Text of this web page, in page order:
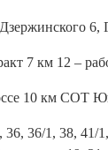
7 км 12 –
10 км СОТ
36/1, 38, 41/